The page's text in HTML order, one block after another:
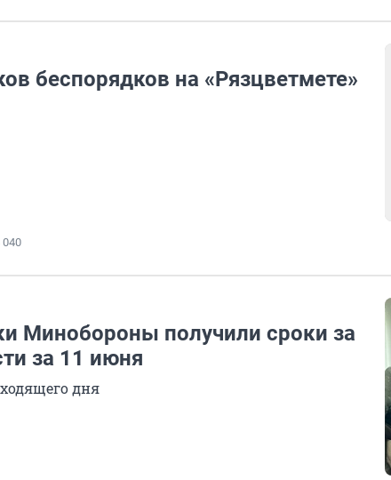
беспорядков на «Рязцветмете»
040
Минобороны получили сроки за
за 11 июня
дня